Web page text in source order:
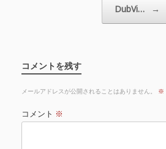
DubVi… →
コメントを残す
メールアドレスが公開されることはありません。 ※
コメント ※